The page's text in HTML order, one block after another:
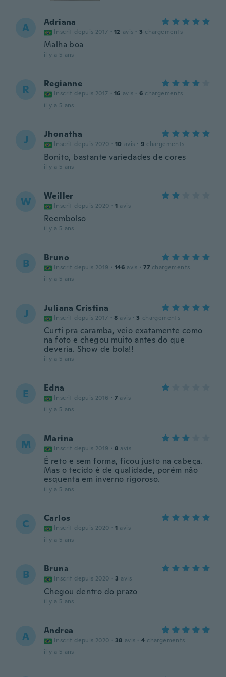
A Adriana
Inscrit depuis 2017 · 12 avis · 3 chargements
Malha boa
il y a 5 ans
R Regianne
Inscrit depuis 2017 · 16 avis · 6 chargements
il y a 5 ans
J Jhonatha
Inscrit depuis 2020 · 10 avis · 9 chargements
Bonito, bastante variedades de cores
il y a 5 ans
W Weiller
Inscrit depuis 2020 · 1 avis
Reembolso
il y a 5 ans
B Bruno
Inscrit depuis 2019 · 146 avis · 77 chargements
il y a 5 ans
J Juliana Cristina
Inscrit depuis 2017 · 8 avis · 3 chargements
Curti pra caramba, veio exatamente como
na foto e chegou muito antes do que
deveria. Show de bola!!
il y a 5 ans
E Edna
Inscrit depuis 2016 · 7 avis
il y a 5 ans
M Marina
Inscrit depuis 2019 · 8 avis
É reto e sem forma, ficou justo na cabeça.
Mas o tecido é de qualidade, porém não
esquenta em inverno rigoroso.
il y a 5 ans
C Carlos
Inscrit depuis 2020 · 1 avis
il y a 5 ans
B Bruna
Inscrit depuis 2020 · 3 avis
Chegou dentro do prazo
il y a 5 ans
A Andrea
Inscrit depuis 2020 · 38 avis · 4 chargements
il y a 5 ans